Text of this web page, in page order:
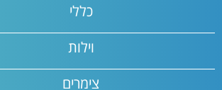
כללי
וילות
צימרים